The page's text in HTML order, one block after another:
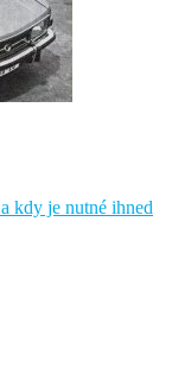
kdy je nutné ihned